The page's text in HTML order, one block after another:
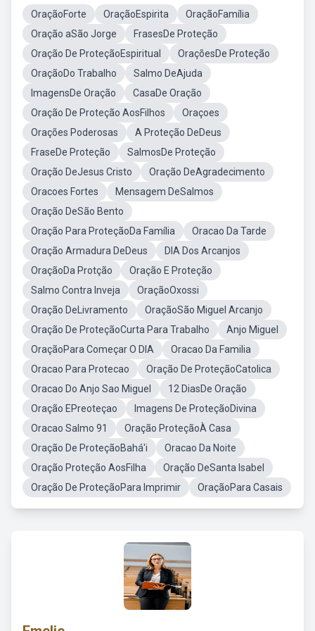
OraçãoForte OraçãoEspirita
OraçãoFamília
Oração aSão Jorge
FrasesDe Proteção
Oração De ProteçãoEspiritual
OraçõesDe Proteção
OraçãoDo Trabalho
Salmo DeAjuda
ImagensDe Oração
CasaDe Oração
Oração De Proteção AosFilhos
Oraçoes
Orações Poderosas
A Proteção DeDeus
FraseDe Proteção
SalmosDe Proteção
Oração DeJesus Cristo
Oração DeAgradecimento
Oracoes Fortes
Mensagem DeSalmos
Oração DeSão Bento
Oração Para ProteçãoDa Família
Oracao Da Tarde
Oração Armadura DeDeus
DIA Dos Arcanjos
OraçãoDa Protção
Oração E Proteção
Salmo Contra Inveja
OraçãoOxossi
Oração DeLivramento
OraçãoSão Miguel Arcanjo
Oração De ProteçãoCurta Para Trabalho
Anjo Miguel
OraçãoPara Começar O DIA
Oracao Da Familia
Oracao Para Protecao
Oração De ProteçãoCatolica
Oracao Do Anjo Sao Miguel
12 DiasDe Oração
Oração EPreoteçao
Imagens De ProteçãoDivina
Oracao Salmo 91
Oração ProteçãoÀ Casa
Oração De ProteçãoBahá'i
Oracao Da Noite
Oração Proteção AosFilha
Oração DeSanta Isabel
Oração De ProteçãoPara Imprimir
OraçãoPara Casais